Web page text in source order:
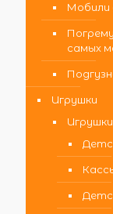
Мобили
самых
Игрушки